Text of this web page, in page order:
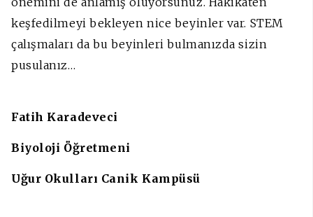
keşfedilmeyi bekleyen nice beyinler var. STEM
çalışmaları da bu beyinleri bulmanızda sizin
pusulanız…
Fatih Karadeveci
Biyoloji Öğretmeni
Uğur Okulları Canik Kampüsü